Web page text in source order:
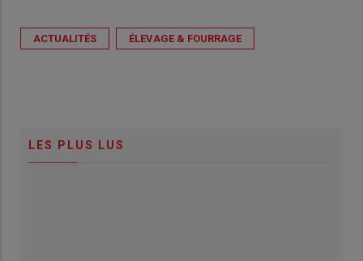
ACTUALITÉS ÉLEVAGE & FOURRAGE
LES PLUS LUS